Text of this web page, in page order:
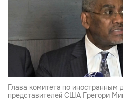
Глава комитета по иностранным
представителей США Грегори